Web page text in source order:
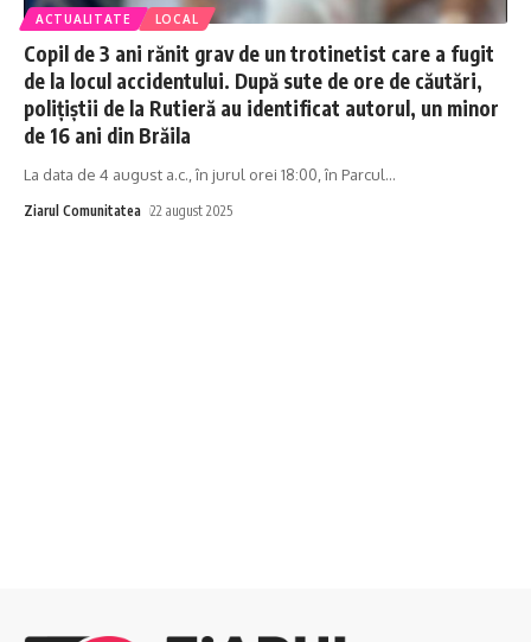
ACTUALITATE LOCAL
Copil de 3 ani rănit grav de un trotinetist care a fugit
de la locul accidentului. După sute de ore de căutări,
polițiștii de la Rutieră au identificat autorul, un minor
de 16 ani din Brăila
La data de 4 august a.c., în jurul orei 18:00, în Parcul…
Ziarul Comunitatea 22 august 2025